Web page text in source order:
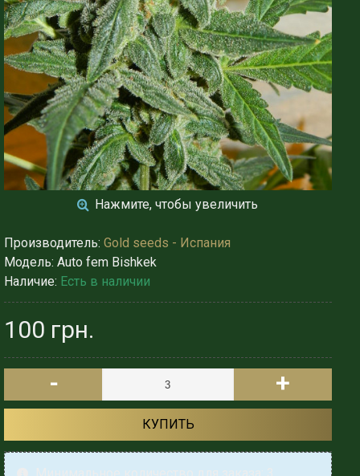
Нажмите, чтобы увеличить
Производитель: Gold seeds - Испания
Модель: Auto fem Bishkek
Наличие: Есть в наличии
100 грн.
-
+
КУПИТЬ